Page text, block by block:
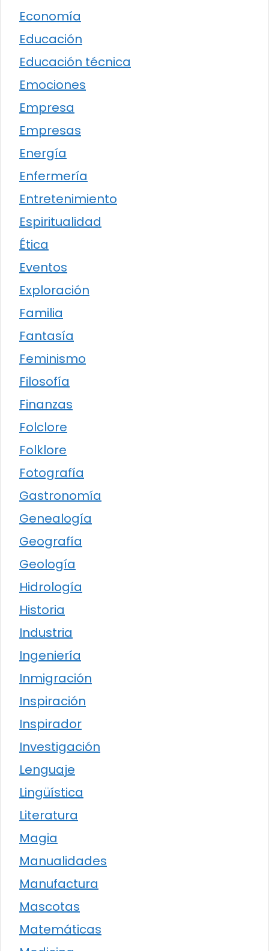
Economía
Educación
Educación técnica
Emociones
Empresa
Empresas
Energía
Enfermería
Entretenimiento
Espiritualidad
Ética
Eventos
Exploración
Familia
Fantasía
Feminismo
Filosofía
Finanzas
Folclore
Folklore
Fotografía
Gastronomía
Genealogía
Geografía
Geología
Hidrología
Historia
Industria
Ingeniería
Inmigración
Inspiración
Inspirador
Investigación
Lenguaje
Lingüística
Literatura
Magia
Manualidades
Manufactura
Mascotas
Matemáticas